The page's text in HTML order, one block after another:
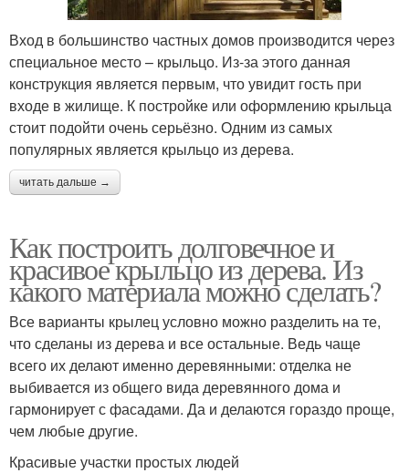
Вход в большинство частных домов производится через
специальное место – крыльцо. Из-за этого данная
конструкция является первым, что увидит гость при
входе в жилище. К постройке или оформлению крыльца
стоит подойти очень серьёзно. Одним из самых
популярных является крыльцо из дерева.
читать дальше →
Как построить долговечное и
красивое крыльцо из дерева. Из
какого материала можно сделать?
Все варианты крылец условно можно разделить на те,
что сделаны из дерева и все остальные. Ведь чаще
всего их делают именно деревянными: отделка не
выбивается из общего вида деревянного дома и
гармонирует с фасадами. Да и делаются гораздо проще,
чем любые другие.
Красивые участки простых людей